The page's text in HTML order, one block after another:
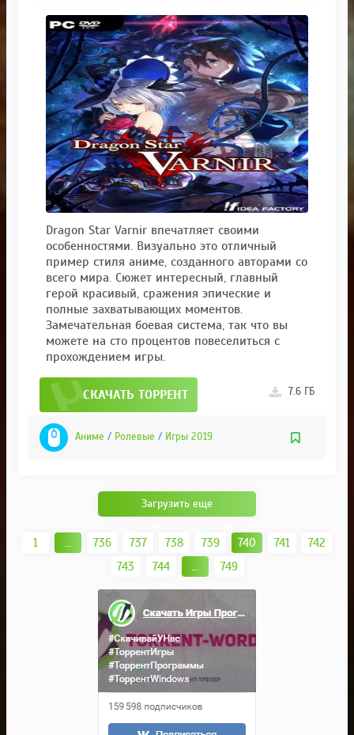
Dragon Star Varnir впечатляет своими
особенностями. Визуально это отличный
пример стиля аниме, созданного авторами со
всего мира. Сюжет интересный, главный
герой красивый, сражения эпические и
полные захватывающих моментов.
Замечательная боевая система, так что вы
можете на сто процентов повеселиться с
прохождением игры.
СКАЧАТЬ ТОРРЕНТ 7.6 ГБ
Аниме / Ролевые / Игры 2019
Загрузить еще
1 ... 736 737 738 739 740 741
742
743
744 ... 749